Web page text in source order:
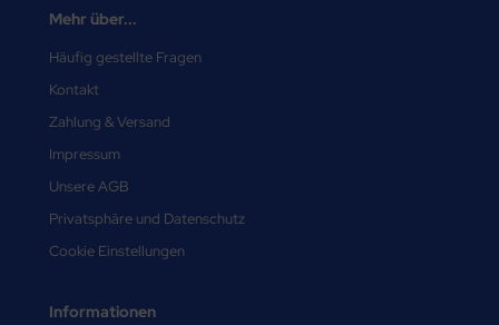
Mehr über...
Häufig gestellte Fragen
Kontakt
Zahlung & Versand
Impressum
Unsere AGB
Privatsphäre und Datenschutz
Cookie Einstellungen
Informationen